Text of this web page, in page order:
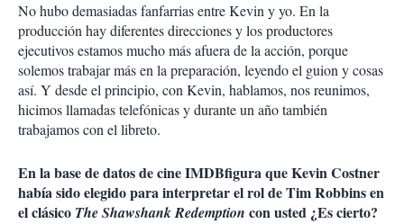
No hubo demasiadas fanfarrias entre Kevin y yo. En la
producción hay diferentes direcciones y los productores
ejecutivos estamos mucho más afuera de la acción, porque
solemos trabajar más en la preparación, leyendo el guion y cosas
así. Y desde el principio, con Kevin, hablamos, nos reunimos,
hicimos llamadas telefónicas y durante un año también
trabajamos con el libreto.
En la base de datos de cine IMDBfigura que Kevin Costner
había sido elegido para interpretar el rol de Tim Robbins en
el clásico The Shawshank Redemption con usted ¿Es cierto?